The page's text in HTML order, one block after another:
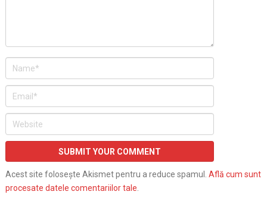
Acest site folosește Akismet pentru a reduce spamul. Află cum sunt
procesate datele comentariilor tale